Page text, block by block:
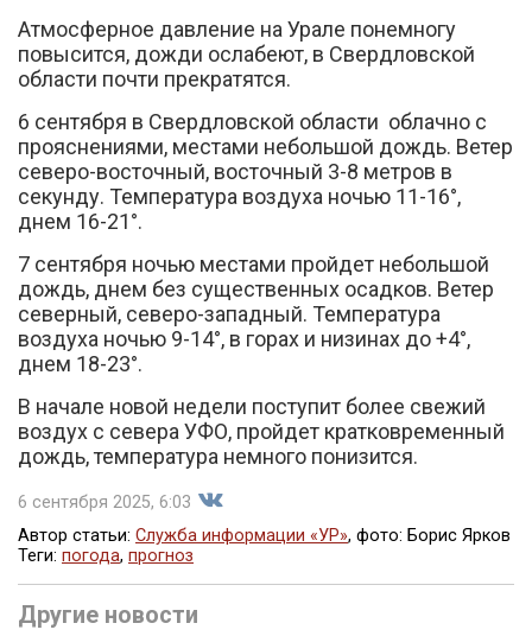
Атмосферное давление на Урале понемногу
повысится, дожди ослабеют, в Свердловской
области почти прекратятся.
6 сентября в Свердловской области облачно с
прояснениями, местами небольшой дождь. Ветер
северо-восточный, восточный 3-8 метров в
секунду. Температура воздуха ночью 11-16°,
днем 16-21°.
7 сентября ночью местами пройдет небольшой
дождь, днем без существенных осадков. Ветер
северный, северо-западный. Температура
воздуха ночью 9-14°, в горах и низинах до +4°,
днем 18-23°.
В начале новой недели поступит более свежий
воздух с севера УФО, пройдет кратковременный
дождь, температура немного понизится.
6 сентября 2025, 6:03
Поделиться
Автор статьи: Служба информации «УР», фото: Борис Ярков
Теги: погода, прогноз
Другие новости